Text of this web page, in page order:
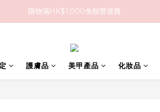
購物滿HK$1,000免順豐運費
購物滿HK$1,000免順豐運費
護膚品 美甲產品 化妝品